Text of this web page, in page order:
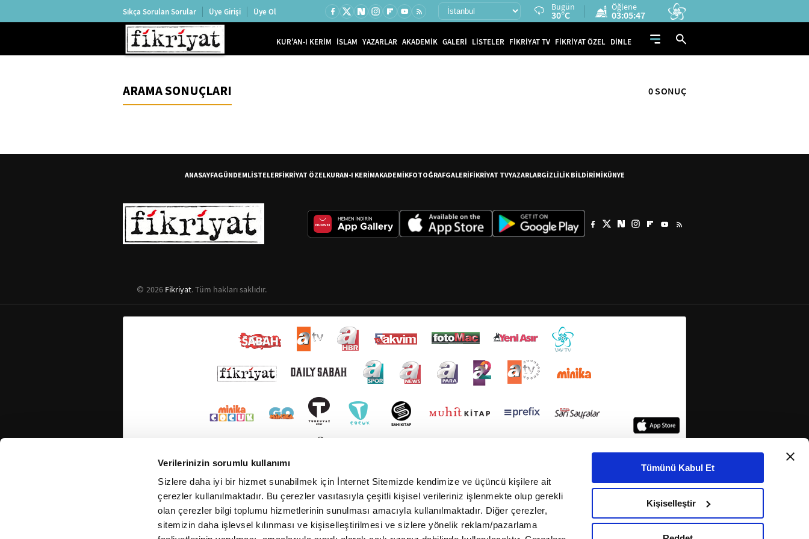
Verilerinizin sorumlu kullanımı
Sizlere daha iyi bir hizmet sunabilmek için İnternet Sitemizde kendimize ve üçüncü kişilere ait
çerezler kullanılmaktadır. Bu çerezler vasıtasıyla çeşitli kişisel verileriniz işlenmekte olup gerekli
olan çerezler bilgi toplumu hizmetlerinin sunulması amacıyla kullanılmaktadır. Diğer çerezler,
sitemizin daha işlevsel kılınması ve kişiselleştirilmesi ve sizlere yönelik reklam/pazarlama
Tümünü Kabul Et
Kişiselleştir
Sıkça Sorulan Sorular Üye Girişi Üye Ol Bugün
30°C
Öğlene
03:05:47
KUR'AN-I KERİM İSLAM YAZARLAR AKADEMİK GALERİ LİSTELER FİKRİYAT TV FİKRİYAT ÖZEL DİNLE
ARAMA SONUÇLARI 0 SONUÇ
ANASAYFAGÜNDEMLİSTELERFİKRİYAT ÖZELKURAN-I KERİMAKADEMİKFOTOĞRAFGALERİFİKRİYAT TVYAZARLARGİZLİLİK BİLDİRİMİKÜNYE
2026 Fikriyat. Tüm hakları saklıdır.